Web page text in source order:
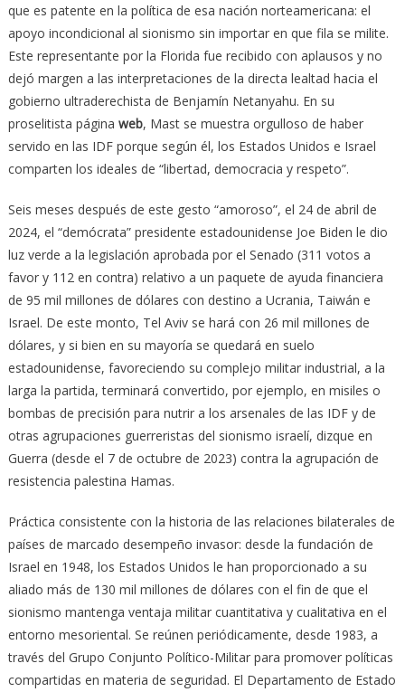
que es patente en la política de esa nación norteamericana: el
apoyo incondicional al sionismo sin importar en que fila se milite.
Este representante por la Florida fue recibido con aplausos y no
dejó margen a las interpretaciones de la directa lealtad hacia el
gobierno ultraderechista de Benjamín Netanyahu. En su
proselitista página web, Mast se muestra orgulloso de haber
servido en las IDF porque según él, los Estados Unidos e Israel
comparten los ideales de “libertad, democracia y respeto”.
Seis meses después de este gesto “amoroso”, el 24 de abril de
2024, el “demócrata” presidente estadounidense Joe Biden le dio
luz verde a la legislación aprobada por el Senado (311 votos a
favor y 112 en contra) relativo a un paquete de ayuda financiera
de 95 mil millones de dólares con destino a Ucrania, Taiwán e
Israel. De este monto, Tel Aviv se hará con 26 mil millones de
dólares, y si bien en su mayoría se quedará en suelo
estadounidense, favoreciendo su complejo militar industrial, a la
larga la partida, terminará convertido, por ejemplo, en misiles o
bombas de precisión para nutrir a los arsenales de las IDF y de
otras agrupaciones guerreristas del sionismo israelí, dizque en
Guerra (desde el 7 de octubre de 2023) contra la agrupación de
resistencia palestina Hamas.
Práctica consistente con la historia de las relaciones bilaterales de
países de marcado desempeño invasor: desde la fundación de
Israel en 1948, los Estados Unidos le han proporcionado a su
aliado más de 130 mil millones de dólares con el fin de que el
sionismo mantenga ventaja militar cuantitativa y cualitativa en el
entorno mesoriental. Se reúnen periódicamente, desde 1983, a
través del Grupo Conjunto Político-Militar para promover políticas
compartidas en materia de seguridad. El Departamento de Estado